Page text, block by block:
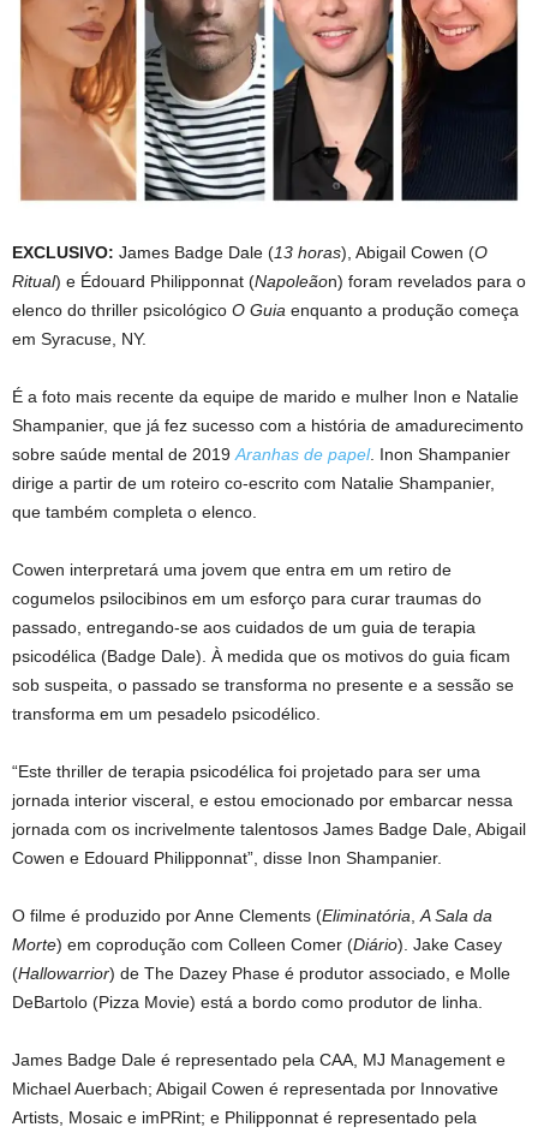
EXCLUSIVO: James Badge Dale (13 horas), Abigail Cowen (O
Ritual) e Édouard Philipponnat (Napoleãon) foram revelados para o
elenco do thriller psicológico O Guia enquanto a produção começa
em Syracuse, NY.
É a foto mais recente da equipe de marido e mulher Inon e Natalie
Shampanier, que já fez sucesso com a história de amadurecimento
sobre saúde mental de 2019 Aranhas de papel. Inon Shampanier
dirige a partir de um roteiro co-escrito com Natalie Shampanier,
que também completa o elenco.
Cowen interpretará uma jovem que entra em um retiro de
cogumelos psilocibinos em um esforço para curar traumas do
passado, entregando-se aos cuidados de um guia de terapia
psicodélica (Badge Dale). À medida que os motivos do guia ficam
sob suspeita, o passado se transforma no presente e a sessão se
transforma em um pesadelo psicodélico.
“Este thriller de terapia psicodélica foi projetado para ser uma
jornada interior visceral, e estou emocionado por embarcar nessa
jornada com os incrivelmente talentosos James Badge Dale, Abigail
Cowen e Edouard Philipponnat”, disse Inon Shampanier.
O filme é produzido por Anne Clements (Eliminatória A Sala da
Morte) em coprodução com Colleen Comer (Diário). Jake Casey
(Hallowarrior) de The Dazey Phase é produtor associado, e Molle
DeBartolo (Pizza Movie) está a bordo como produtor de linha.
James Badge Dale é representado pela CAA, MJ Management e
Michael Auerbach; Abigail Cowen é representada por Innovative
Artists, Mosaic e imPRint; e Philipponnat é representado pela